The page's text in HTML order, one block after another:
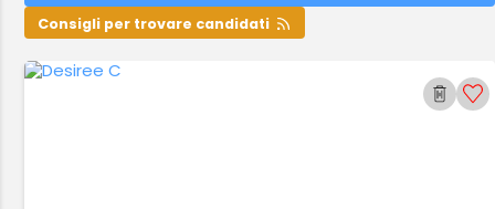
Consigli per trovare candidati